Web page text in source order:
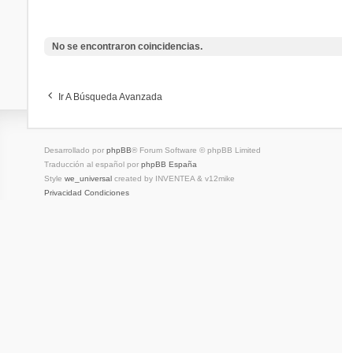
No se encontraron coincidencias.
Ir A Búsqueda Avanzada
Desarrollado por phpBB® Forum Software © phpBB Limited
Traducción al español por phpBB España
Style we_universalcreated by INVENTEA & v12mike
Privacidad Condiciones